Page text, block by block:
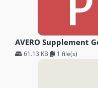
AVERO Supplement
61.13 KB 1 file(s)